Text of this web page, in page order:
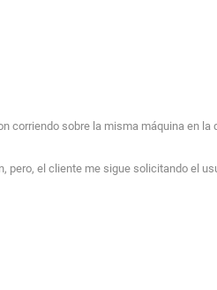
corriendo sobre la misma máquina en la
pero, el cliente me sigue solicitando el